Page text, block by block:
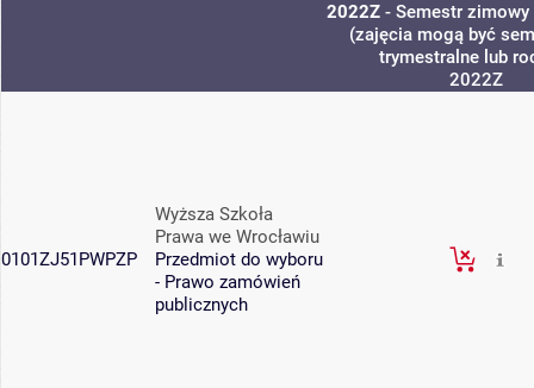
2022Z- Semestr
(zajęcia mogą być
trymestralne lub
2022Z
0101ZJ51PWPZP
Wyższa Szkoła
Prawa we Wrocławiu
Przedmiot do wyboru
- Prawo zamówień
publicznych